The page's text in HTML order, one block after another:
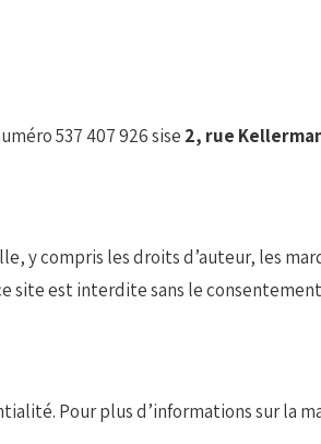
537 407 926 sise 2, rue
y compris les droits d’auteur, les
site est interdite sans le
Pour plus d’informations sur la